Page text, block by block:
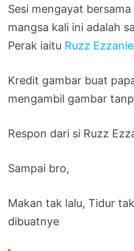
Sesi mengayat
mangsa kali ini adalah
Perak iaitu Ruzz Ezzanie
Kredit gambar buat
mengambil gambar
Respon dari si Ruzz
Sampai bro,
Makan tak lalu, Tidur
dibuatnye